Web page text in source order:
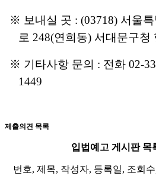
※ 보내실 곳 : (03718) 서울
로 248(연희동) 서대문구청
※ 기타사항 문의 : 전화 02-
1449
제출의견 목록
입법예고 게시판 목
번호, 제목, 작성자, 등록일, 조회